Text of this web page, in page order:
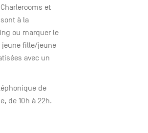
et
à la
ou marquer le
jeune fille/jeune
avec un
de
de 10h à 22h.